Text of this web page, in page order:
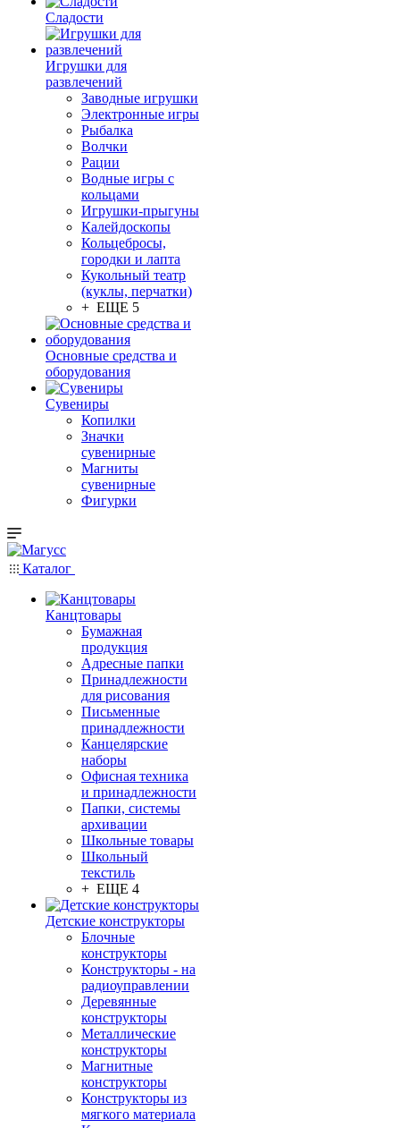
Сладости
Игрушки для
развлечений
Заводные игрушки
Электронные игры
Рыбалка
Волчки
Рации
Водные игры с
кольцами
Игрушки-прыгуны
Калейдоскопы
Кольцебросы,
городки и лапта
Кукольный театр
(куклы, перчатки)
+ ЕЩЕ 5
Основные средства и
оборудования
Сувениры
Копилки
Значки
сувенирные
Магниты
сувенирные
Фигурки
Каталог
Канцтовары
Бумажная
продукция
Адресные папки
Принадлежности
для рисования
Письменные
принадлежности
Канцелярские
наборы
Офисная техника
и принадлежности
Папки, системы
архивации
Школьные товары
Школьный
текстиль
+ ЕЩЕ 4
Детские конструкторы
Блочные
конструкторы
Конструкторы - на
радиоуправлении
Деревянные
конструкторы
Металлические
конструкторы
Магнитные
конструкторы
Конструкторы из
мягкого материала